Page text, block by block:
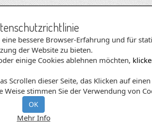
bessere Browser-Erfahrung und für
der Website zu bieten.
einige Cookies ablehnen möchten,
Scrollen dieser Seite, das Klicken auf
stimmen Sie der Verwendung von
OK
Mehr Info
sie uns